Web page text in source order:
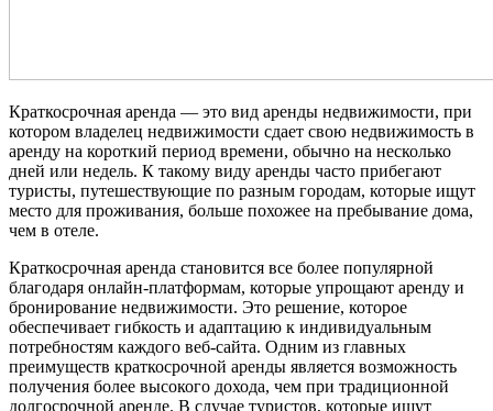
Краткосрочная аренда — это вид аренды недвижимости, при
котором владелец недвижимости сдает свою недвижимость в
аренду на короткий период времени, обычно на несколько
дней или недель. К такому виду аренды часто прибегают
туристы, путешествующие по разным городам, которые ищут
место для проживания, больше похожее на пребывание дома,
чем в отеле.
Краткосрочная аренда становится все более популярной
благодаря онлайн-платформам, которые упрощают аренду и
бронирование недвижимости. Это решение, которое
обеспечивает гибкость и адаптацию к индивидуальным
потребностям каждого веб-сайта. Одним из главных
преимуществ краткосрочной аренды является возможность
получения более высокого дохода, чем при традиционной
долгосрочной аренде. В случае туристов, которые ищут